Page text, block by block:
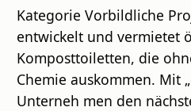
Kategorie Vorbildliche
entwickelt und vermietet
Komposttoiletten, die
Chemie auskommen. Mit
Unterneh men den